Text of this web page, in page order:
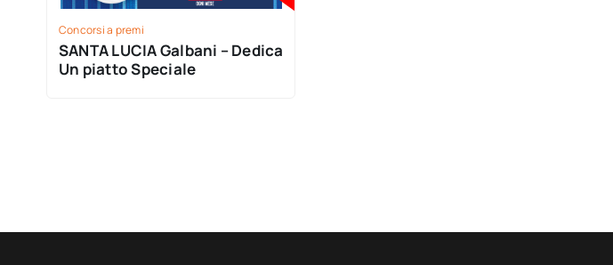
Concorsi a premi
SANTA LUCIA Galbani – Dedica
Un piatto Speciale